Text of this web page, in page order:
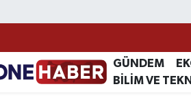
GÜNDEM
BİLİM VE